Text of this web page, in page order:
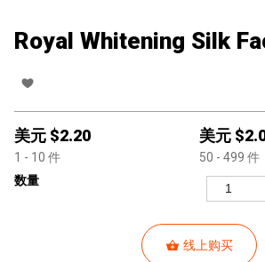
Royal Whitening Silk
美元 $2.20
1 - 10 件
美元 $
50 - 499 件
数量
线上购买